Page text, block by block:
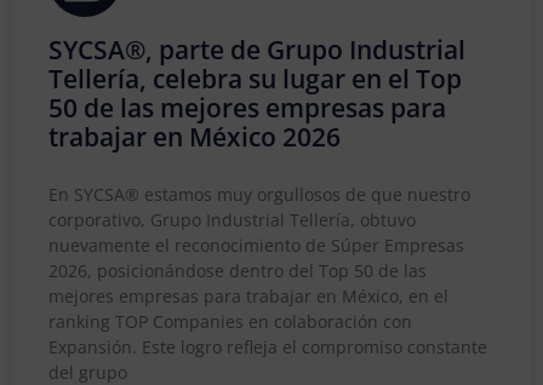
SYCSA®, parte de Grupo Industrial
Tellería, celebra su lugar en el Top
50 de las mejores empresas para
trabajar en México 2026
En SYCSA® estamos muy orgullosos de que nuestro
corporativo, Grupo Industrial Tellería, obtuvo
nuevamente el reconocimiento de Súper Empresas
2026, posicionándose dentro del Top 50 de las
mejores empresas para trabajar en México, en el
ranking TOP Companies en colaboración con
Expansión. Este logro refleja el compromiso constante
del grupo